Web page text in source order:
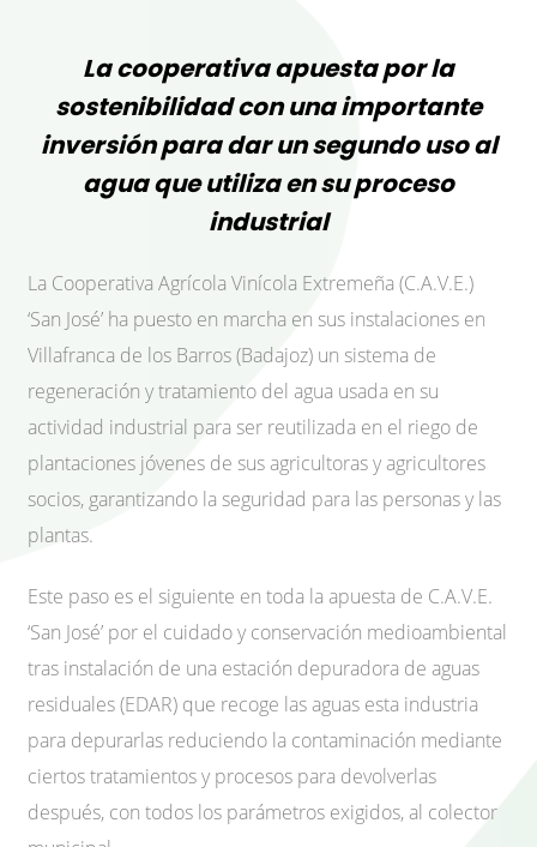
La cooperativa apuesta por la
sostenibilidad con una importante
inversión para dar un segundo uso al
agua que utiliza en su proceso
industrial
La Cooperativa Agrícola Vinícola Extremeña (C.A.V.E.)
‘San José’ ha puesto en marcha en sus instalaciones en
Villafranca de los Barros (Badajoz) un sistema de
regeneración y tratamiento del agua usada en su
actividad industrial para ser reutilizada en el riego de
plantaciones jóvenes de sus agricultoras y agricultores
socios, garantizando la seguridad para las personas y las
plantas.
Este paso es el siguiente en toda la apuesta de C.A.V.E.
‘San José’ por el cuidado y conservación medioambiental
tras instalación de una estación depuradora de aguas
residuales (EDAR) que recoge las aguas esta industria
para depurarlas reduciendo la contaminación mediante
ciertos tratamientos y procesos para devolverlas
después, con todos los parámetros exigidos, al colector